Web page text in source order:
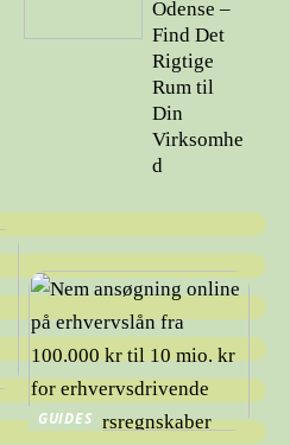
Odense –
Find Det
Rigtige
Rum til
Din
Virksomhe
d
GUIDES